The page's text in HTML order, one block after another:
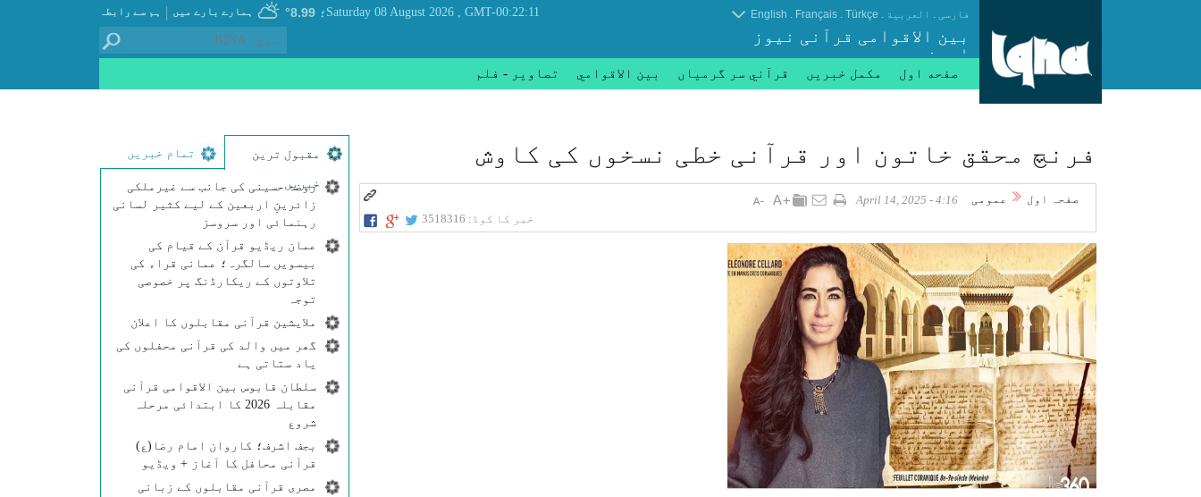
ہم سے رابطہ | ہمارے بارے میں ؛ 8.99° GMT-00:22:11
, Saturday 08 August 2026 فارسی . العربیة .
Türkçe
.
Français
.
English
بین الاقوامی قرآنی نیوز
ایجنسی
صفحه اول مکمل خبریں قرآني سر گرمياں بين الاقوامي تصاوير - فلم
مقبول ترین
خبریں
تمام خبریں
روضۂ حسینی کی جانب سے غیرملکی
زائرینِ اربعین کے لیے کثیر لسانی
رہنمائی اور سروسز
عمان ریڈیو قرآن کے قیام کی
بیسویں سالگرہ؛ عمانی قراء کی
تلاوتوں کے ریکارڈنگ پر خصوصی
توجہ
ملایشین قرآنی مقابلوں کا اعلان
گھر میں والد کی قرآنی محفلوں کی
یاد ستاتی ہے
سلطان قابوس بین الاقوامی قرآنی
مقابلہ 2026 کا ابتدائی مرحلہ
شروع
بجف اشرف؛ کاروان امام رضا(ع)
قرآنی محافل کا آغاز + ویڈیو
مصری قرآنی مقابلوں کے زبانی
فرنچ محقق خاتون اور قرآنی خطی نسخوں کی کاوش
صفحہ اول عمومی
4:16 - April 14, 2025
خبر کا کوڈ: 3518316